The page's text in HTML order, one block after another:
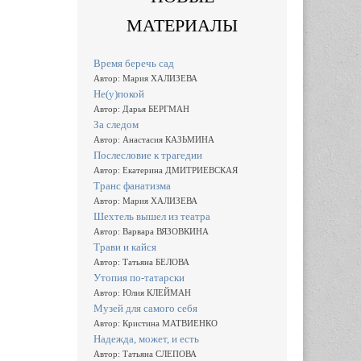
МАТЕРИАЛЫ
Время беречь сад
Автор: Мария ХАЛИЗЕВА
Не(у)покой
Автор: Дарья БЕРГМАН
За следом
Автор: Анастасия КАЗЬМИНА
Послесловие к трагедии
Автор: Екатерина ДМИТРИЕВСКАЯ
Транс фанатизма
Автор: Мария ХАЛИЗЕВА
Шехтель вышел из театра
Автор: Варвара ВЯЗОВКИНА
Трави и кайся
Автор: Татьяна БЕЛОВА
Утопия по-татарски
Автор: Юлия КЛЕЙМАН
Музей для самого себя
Автор: Кристина МАТВИЕНКО
Надежда, может, и есть
Автор: Татьяна СЛЕПОВА